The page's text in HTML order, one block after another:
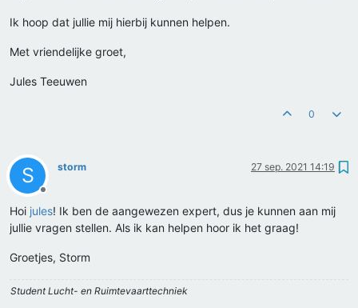
Ik hoop dat jullie mij hierbij kunnen helpen.
Met vriendelijke groet,
Jules Teeuwen
0
S
Offline
storm 27 sep. 2021 14:19
Hoi jules! Ik ben de aangewezen expert, dus je kunnen aan mij
jullie vragen stellen. Als ik kan helpen hoor ik het graag!
Groetjes, Storm
Student Lucht- en Ruimtevaarttechniek